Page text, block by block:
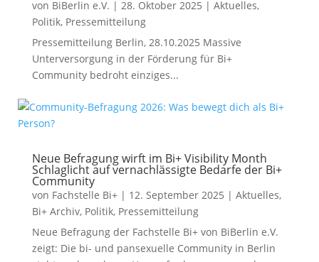
von BiBerlin e.V. | 28. Oktober 2025 | Aktuelles,
Politik, Pressemitteilung
Pressemitteilung Berlin, 28.10.2025 Massive
Unterversorgung in der Förderung für Bi+
Community bedroht einziges...
Neue Befragung wirft im Bi+ Visibility Month
Schlaglicht auf vernachlässigte Bedarfe der Bi+
Community
von Fachstelle Bi+| 12. September 2025 | Aktuelles,
Bi+ Archiv, Politik, Pressemitteilung
Neue Befragung der Fachstelle Bi+ von BiBerlin e.V.
zeigt: Die bi- und pansexuelle Community in Berlin